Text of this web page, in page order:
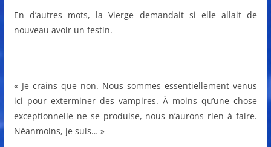
En d’autres mots, la Vierge demandait si elle allait de
nouveau avoir un festin.
« Je crains que non. Nous sommes essentiellement venus
ici pour exterminer des vampires. À moins qu’une chose
exceptionnelle ne se produise, nous n’aurons rien à faire.
Néanmoins, je suis… »